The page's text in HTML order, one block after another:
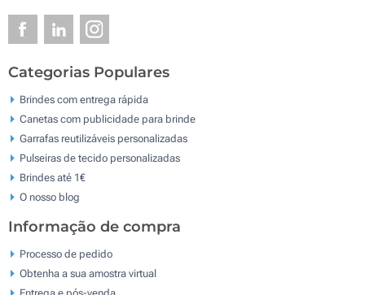
Categorias Populares
Brindes com entrega rápida
Canetas com publicidade para brinde
Garrafas reutilizáveis personalizadas
Pulseiras de tecido personalizadas
Brindes até 1€
O nosso blog
Informação de compra
Processo de pedido
Obtenha a sua amostra virtual
Entrega e pós-venda